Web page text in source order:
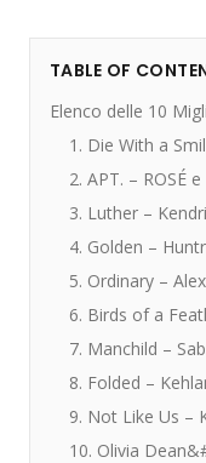
TABLE OF
Elenco delle 10
1. Die With a
2. APT. – ROSÉ
3. Luther –
4. Golden –
5. Ordinary –
6. Birds of a
7. Manchild –
8. Folded –
9. Not Like Us –
10. Olivia